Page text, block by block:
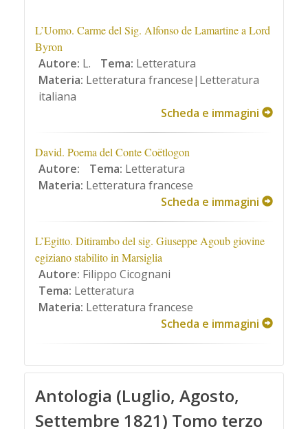
L’Uomo. Carme del Sig. Alfonso de Lamartine a Lord
Byron
Autore: L. Tema: Letteratura
Materia: Letteratura francese|Letteratura
italiana
Scheda e immagini
David. Poema del Conte Coëtlogon
Autore: Tema: Letteratura
Materia: Letteratura francese
Scheda e immagini
L’Egitto. Ditirambo del sig. Giuseppe Agoub giovine
egiziano stabilito in Marsiglia
Autore: Filippo Cicognani
Tema: Letteratura
Materia: Letteratura francese
Scheda e immagini
Antologia (Luglio, Agosto,
Settembre 1821) Tomo terzo